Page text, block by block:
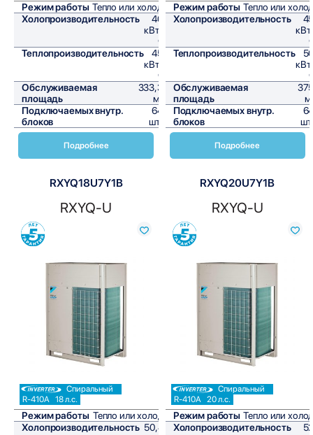
Режим работы Тепло или холод
Холопроизводительность
40
кВт/
ч
Теплопроизводительность
45
кВт/
ч
Обслуживаемая
площадь
333,3
м²
Подключаемых внутр.
блоков
64
шт,
Подробнее
Режим работы Тепло или
Холопроизводительность
Теплопроизводительность
Обслуживаемая
площадь
Подключаемых внутр.
блоков
Подробнее
RXYQ18U7Y1B
RXYQ-U
Сравнить
Спиральный
R-410A 18 л.с.
Режим работы Тепло или холод
Холопроизводительность 50,4
RXYQ20U7Y1B
RXYQ-U
Сравнить
Спиральный
R-410A 20 л.с.
Режим работы Тепло или
Холопроизводительность